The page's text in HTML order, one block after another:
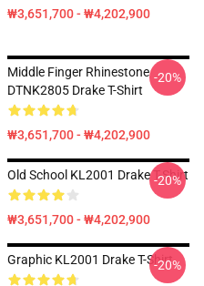
₩3,651,700 - ₩4,202,900
Middle Finger Rhinestone
DTNK2805 Drake T-Shirt
₩3,651,700 - ₩4,202,900
-20%
Old School KL2001 Drake T-Shirt
₩3,651,700 - ₩4,202,900
-20%
Graphic KL2001 Drake T-Shirt
-20%